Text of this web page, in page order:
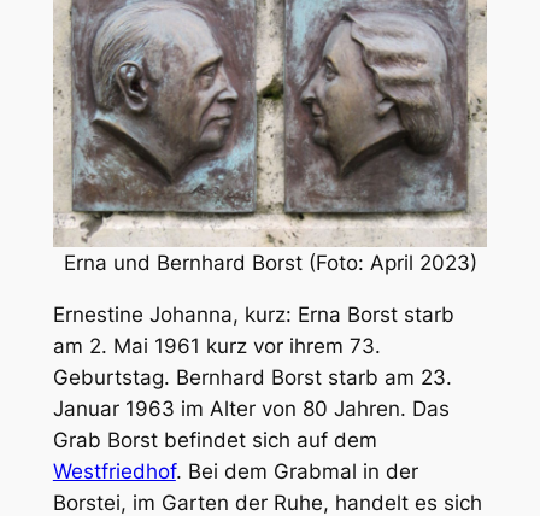
Erna und Bernhard Borst (Foto: April 2023)
Ernestine Johanna, kurz: Erna Borst starb
am 2. Mai 1961 kurz vor ihrem 73.
Geburtstag. Bernhard Borst starb am 23.
Januar 1963 im Alter von 80 Jahren. Das
Grab Borst befindet sich auf dem
Westfriedhof. Bei dem Grabmal in der
Borstei, im Garten der Ruhe, handelt es sich